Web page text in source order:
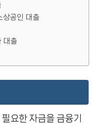
상공인 대출
대출
필요한 자금을 금융기